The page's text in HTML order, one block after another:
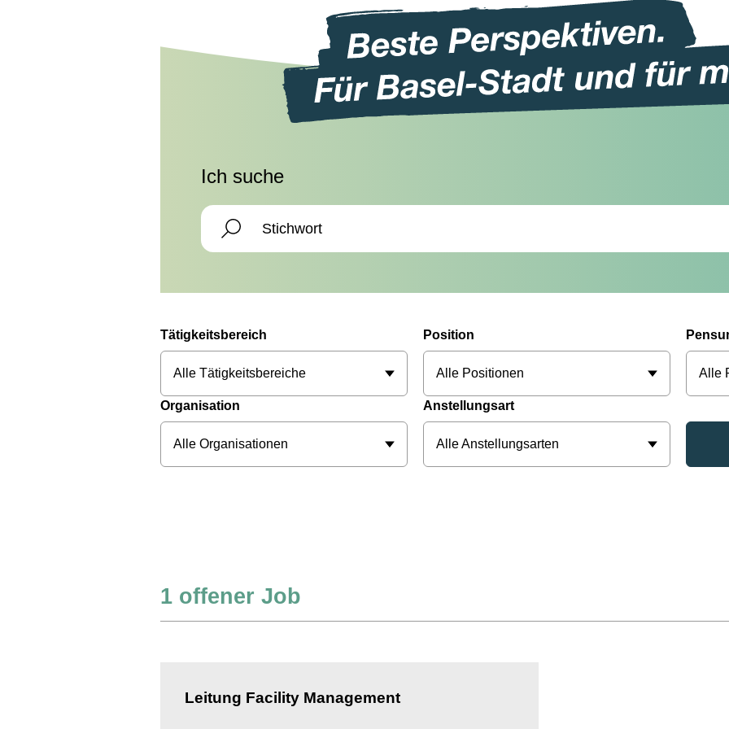
Ich suche
Tätigkeitsbereich
Alle Tätigkeitsbereiche
Position
Alle Positionen Alle
Organisation
Alle Organisationen
Anstellungsart
Alle Anstellungsarten
1 offener Job
Leitung Facility Management